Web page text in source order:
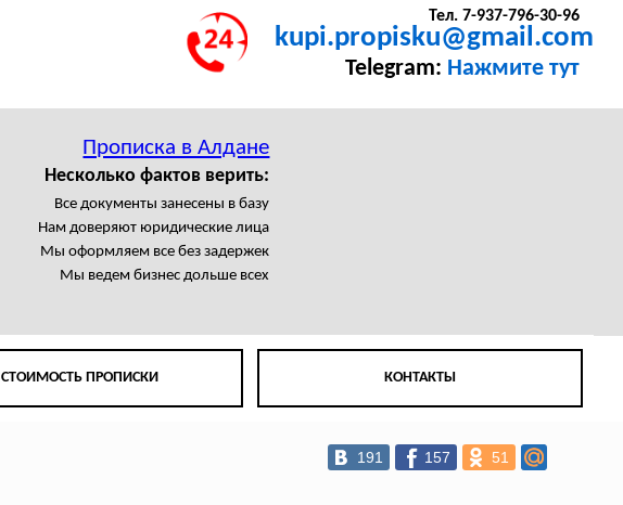
Тел. 7-937-796-30-96
kupi.propisku@gmail.com
Telegram: Нажмите тут
Прописка в Алдане
Несколько фактов верить:
Все документы занесены в базу
Нам доверяют юридические лица
Мы оформляем все без задержек
Мы ведем бизнес дольше всех
СТОИМОСТЬ ПРОПИСКИ КОНТАКТЫ
191 157 51